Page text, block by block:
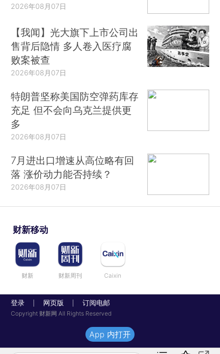
2026年08月07日
【我闻】光大旗下上市公司出
售背后隐情 多人卷入医疗腐
败案被查
2026年08月07日
特朗普坚称美国防空弹药库存
充足 但不会向乌克兰提供更
多
2026年08月07日
7月进出口增速从高位略有回
落 涨价动力能否持续？
2026年08月07日
财新移动
财新 财新周刊 Caixin
登录 网页版 订阅电邮
Copyright 财新网 All Rights Reserved
App 内打开